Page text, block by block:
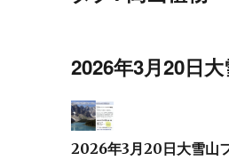
2026年3月20日
2026年3月20日大雪山